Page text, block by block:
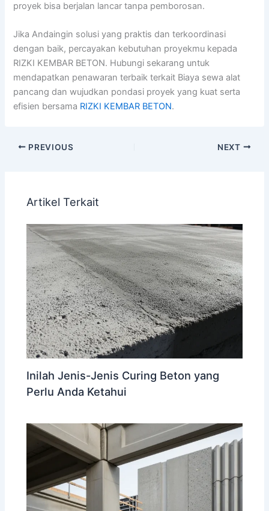
proyek bisa berjalan lancar tanpa pemborosan.
Jika Andaingin solusi yang praktis dan terkoordinasi
dengan baik, percayakan kebutuhan proyekmu kepada
RIZKI KEMBAR BETON. Hubungi sekarang untuk
mendapatkan penawaran terbaik terkait Biaya sewa alat
pancang dan wujudkan pondasi proyek yang kuat serta
efisien bersama RIZKI KEMBAR BETON.
PREVIOUS NEXT
Artikel Terkait
Inilah Jenis-Jenis Curing Beton yang
Perlu Anda Ketahui